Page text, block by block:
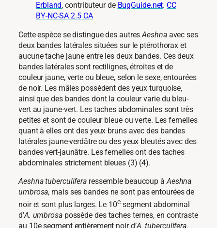
Erbland, contributeur de BugGuide.net. CC
BY-NC-SA 2.5 CA
Cette espèce se distingue des autresAeshnaavec ses
deux bandes latérales situées sur le ptérothorax et
aucune tache jaune entre les deux bandes. Ces deux
bandes latérales sont rectilignes, étroites et de
couleur jaune, verte ou bleue, selon le sexe, entourées
de noir. Les mâles possèdent des yeux turquoise,
ainsi que des bandes dont la couleur varie du bleu-
vert au jaune-vert. Les taches abdominales sont très
petites et sont de couleur bleue ou verte. Les femelles
quant à elles ont des yeux bruns avec des bandes
latérales jaune-verdâtre ou des yeux bleutés avec des
bandes vert-jaunâtre. Les femelles ont des taches
abdominales strictement bleues (3) (4).
Aeshna tuberculifera ressemble beaucoup àAeshna
umbrosa, mais ses bandes ne sont pas entourées de
noir et sont plus larges. Le 10esegment abdominal
d’A. umbrosapossède des taches ternes, en contraste
au 10e segment entièrement noir d’A. tuberculifera.